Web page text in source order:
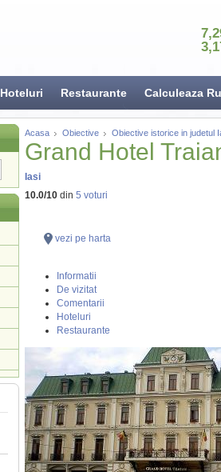
Hoteluri Restaurante Calculeaza
Acasa Obiective Obiective istorice in judetul
Grand Hotel
Iasi
10.0/10din 5 voturi
vezi pe harta
Informatii
De vizitat
Comentarii
Hoteluri
Restaurante